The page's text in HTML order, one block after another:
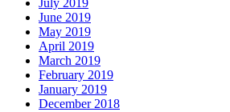
June 2019
May 2019
April 2019
March 2019
February 2019
January 2019
December 2018